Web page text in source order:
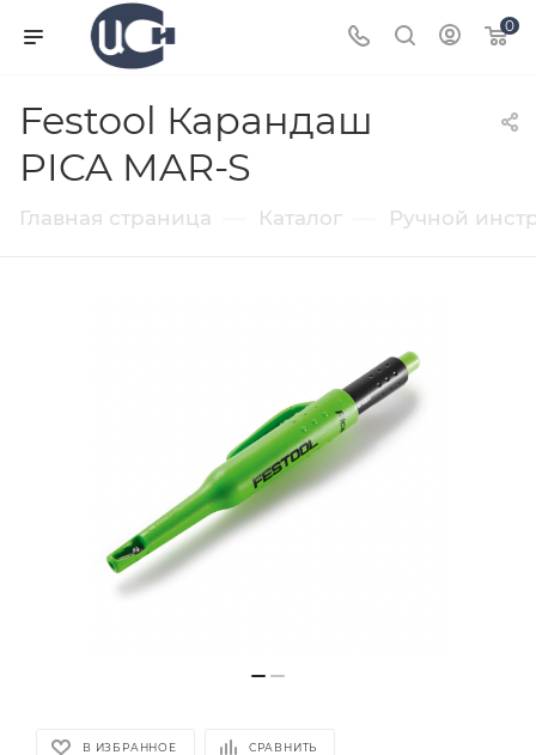
0
Festool Карандаш
PICA MAR-S
Главная страница Каталог Ручной
В ИЗБРАННОЕ СРАВНИТЬ